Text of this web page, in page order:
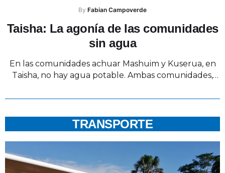
By Fabian Campoverde
Taisha: La agonía de las comunidades
sin agua
En las comunidades achuar Mashuim y Kuserua, en
Taisha, no hay agua potable. Ambas comunidades,
geográficamente están a menos de 4 horas de la
Marañón, una de las 8 que integran Loreto, un
departamento amazónico de Perú. Las dos …
TRANSPORTE